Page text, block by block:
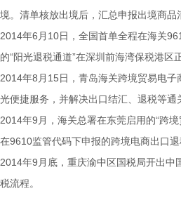
境。清单核放出境后，汇总申报出境商品
2014年6月10日，全国首单全程在海关
的“阳光退税通道”在深圳前海湾保税港区
2014年8月15日，青岛海关跨境贸易电
光便捷服务，并解决出口结汇、退税等通
2014年9月，海关总署在东莞启用的“跨
在9610监管代码下申报的跨境电商出口退
2014年9月底，重庆渝中区国税局开出
税流程。